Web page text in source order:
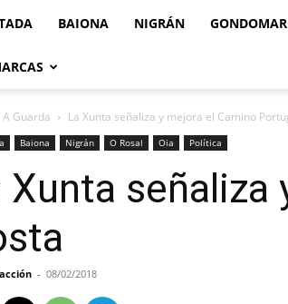
BAIONA NIGRÁN GONDOMAR
A Guarda La Xunta señaliza y mejora el Camino
Baiona Nigrán O Rosal Oia Política
Xunta
- 08/02/2018